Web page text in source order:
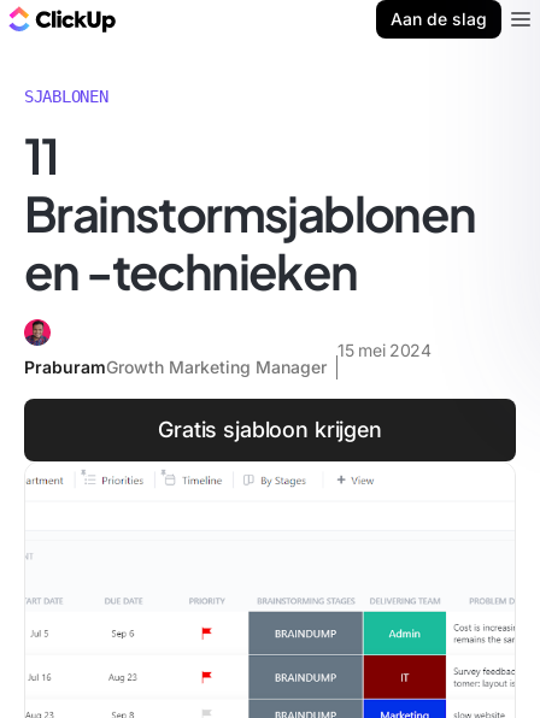
Aan de slag
SJABLONEN
11
Brainstormsjablonen
en -technieken
PraburamGrowth Marketing Manager
15 mei 2024
Gratis sjabloon krijgen